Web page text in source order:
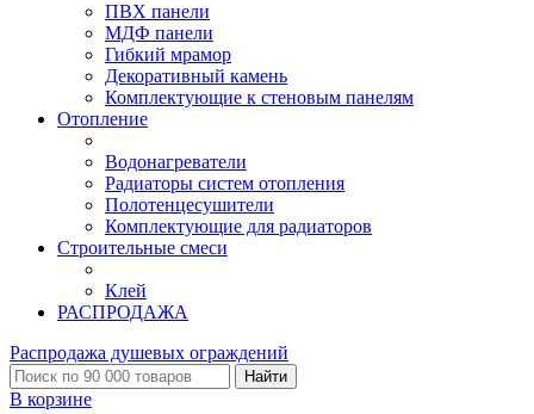
ПВХ панели
МДФ панели
Гибкий мрамор
Декоративный камень
Комплектующие к стеновым панелям
Отопление
Водонагреватели
Радиаторы систем отопления
Полотенцесушители
Комплектующие для радиаторов
Строительные смеси
Клей
РАСПРОДАЖА
Распродажа душевых ограждений
Найти
В корзине